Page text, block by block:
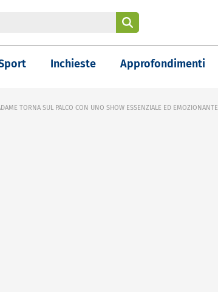
Inchieste Approfondimenti
TORNA SUL PALCO CON UNO SHOW ESSENZIALE ED EMOZIONANTE